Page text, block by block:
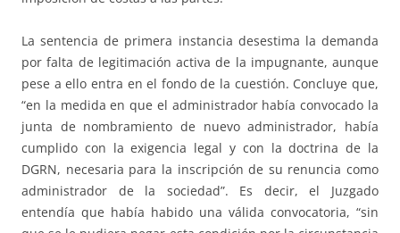
La sentencia de primera instancia desestima la demanda
por falta de legitimación activa de la impugnante, aunque
pese a ello entra en el fondo de la cuestión. Concluye que,
“en la medida en que el administrador había convocado la
junta de nombramiento de nuevo administrador, había
cumplido con la exigencia legal y con la doctrina de la
DGRN, necesaria para la inscripción de su renuncia como
administrador de la sociedad”. Es decir, el Juzgado
entendía que había habido una válida convocatoria, “sin